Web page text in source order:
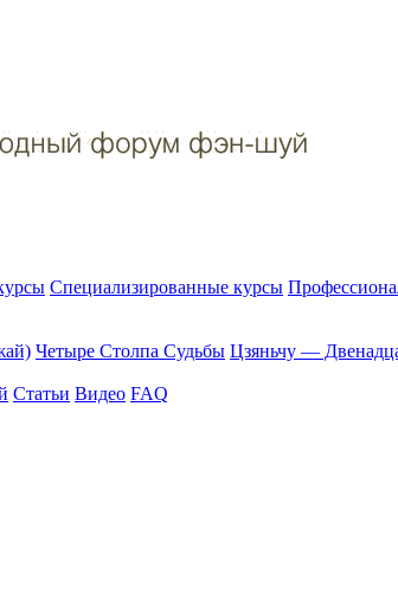
Специализированные курсы
Четыре Столпа Судьбы Цзяньчу —
Статьи Видео FAQ